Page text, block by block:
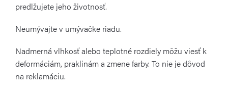
predlžujete jeho životnosť.
Neumývajte v umývačke riadu.
Nadmerná vlhkosť alebo teplotné rozdiely môžu viesť k
deformáciám, praklinám a zmene farby. To nie je dôvod
na reklamáciu.